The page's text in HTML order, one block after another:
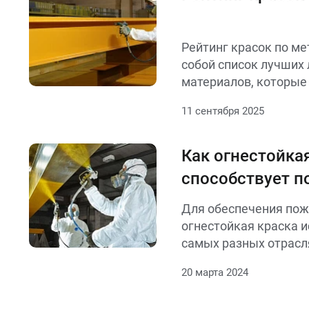
Рейтинг красок по
собой список
материалов,
поверхностей от
11 сентября 2025
Как
способствует
безопасности
сооружений
Для обеспечения
огнестойкая краска
самых разных
20 марта 2024